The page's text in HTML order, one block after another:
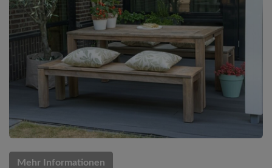
Mehr Informationen